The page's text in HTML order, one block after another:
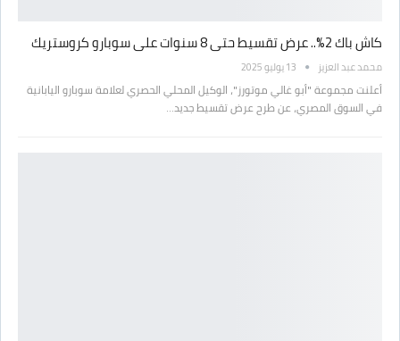
كاش باك 2%.. عرض تقسيط حتى 8 سنوات على سوبارو كروستريك
محمد عبد العزيز 13 يوليو 2025
أعلنت مجموعة "أبو غالي موتورز"، الوكيل المحلي الحصري لعلامة سوبارو اليابانية
في السوق المصري، عن طرح عرض تقسيط جديد…